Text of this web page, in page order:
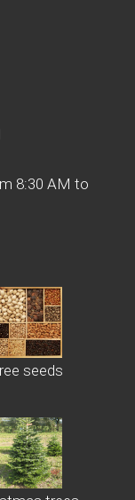
8:30 AM to
seeds